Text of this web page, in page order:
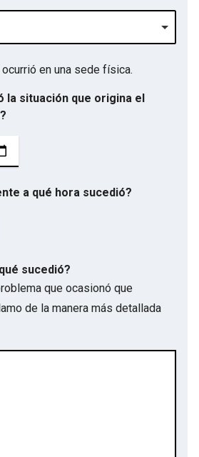
ocurrió en una sede física.
la situación que origina el
a qué hora sucedió?
sucedió?
que ocasionó que
de la manera más detallada